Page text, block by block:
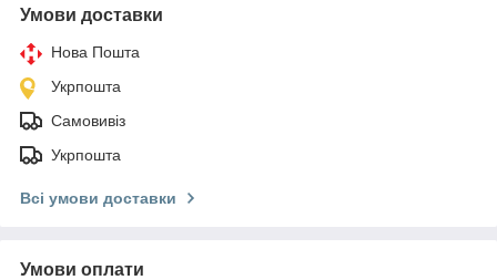
Умови доставки
Нова Пошта
Укрпошта
Самовивіз
Укрпошта
Всі умови доставки
Умови оплати